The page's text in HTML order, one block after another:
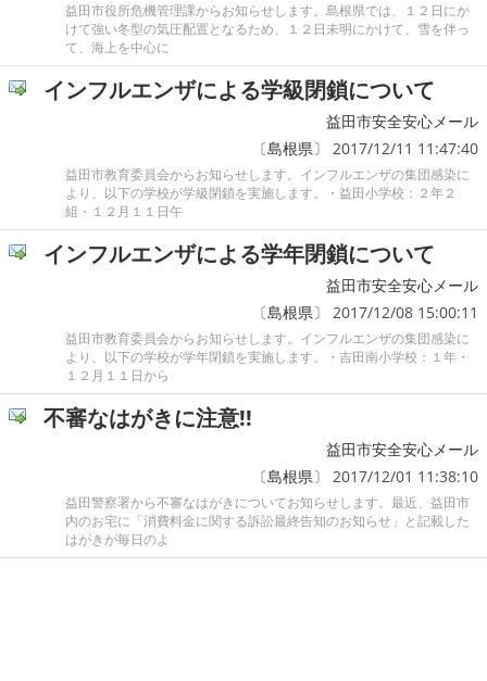
益田市役所危機管理課からお知らせします。島根県では、１２日にか
けて強い冬型の気圧配置となるため、１２日未明にかけて、雪を伴っ
て、海上を中心に
インフルエンザによる学級閉鎖について
益田市安全安心メール
〔島根県〕 2017/12/11 11:47:40
益田市教育委員会からお知らせします。インフルエンザの集団感染に
より、以下の学校が学級閉鎖を実施します。・益田小学校：２年２
組・１２月１１日午
インフルエンザによる学年閉鎖について
益田市安全安心メール
〔島根県〕 2017/12/08 15:00:11
益田市教育委員会からお知らせします。インフルエンザの集団感染に
より、以下の学校が学年閉鎖を実施します。・吉田南小学校：１年・
１２月１１日から
不審なはがきに注意!!
益田市安全安心メール
〔島根県〕 2017/12/01 11:38:10
益田警察署から不審なはがきについてお知らせします。最近、益田市
内のお宅に「消費料金に関する訴訟最終告知のお知らせ」と記載した
はがきが毎日のよ